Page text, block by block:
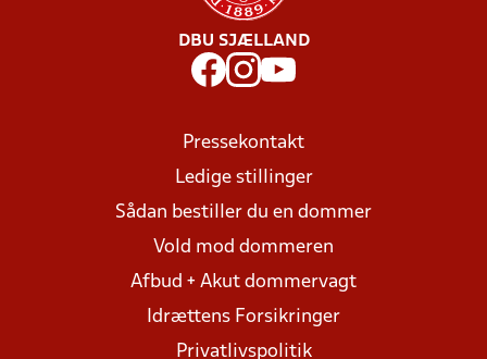
DBU SJÆLLAND
Pressekontakt
Ledige stillinger
Sådan bestiller du en dommer
Vold mod dommeren
Afbud + Akut dommervagt
Idrættens Forsikringer
Privatlivspolitik